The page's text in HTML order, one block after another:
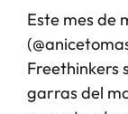
Este mes de
Freethinkers
garras del